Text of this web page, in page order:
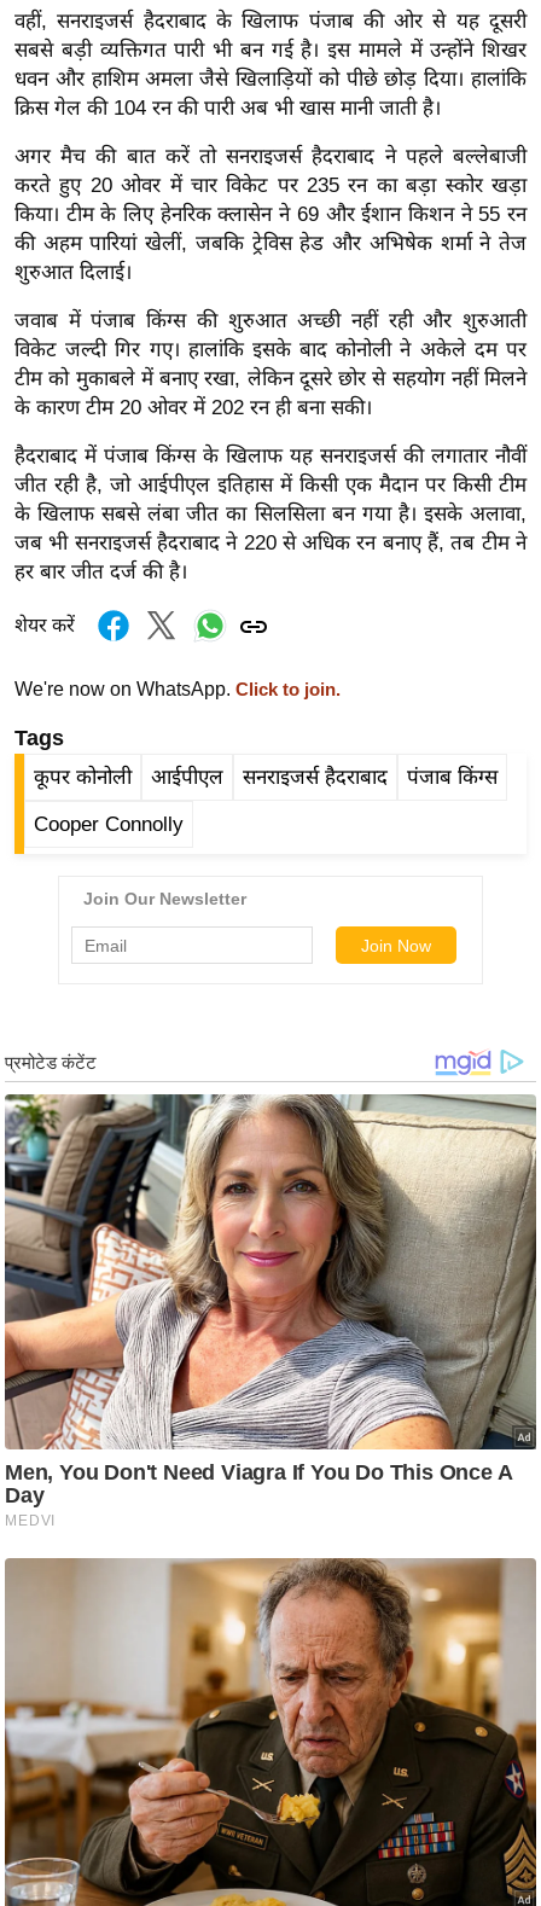
सा
हि
त्य
ज
त
ऑ
टो
व
न्यू
ज
ब्री
म
नो
रं
ज
ज
त
बॉ
वु
ड
स
मी
क्षा
B
r
e
a
k
i
n
g
w
s
ल
टे
क्नॉ
लॉ
जी
ब्यू
टी
वहीं, सनराइजर्स हैदराबाद के खिलाफ पंजाब की ओर से यह दूसरी
सबसे बड़ी व्यक्तिगत पारी भी बन गई है। इस मामले में उन्होंने शिखर
धवन और हाशिम अमला जैसे खिलाड़ियों को पीछे छोड़ दिया। हालांकि
क्रिस गेल की 104 रन की पारी अब भी खास मानी जाती है।
अगर मैच की बात करें तो सनराइजर्स हैदराबाद ने पहले बल्लेबाजी
करते हुए 20 ओवर में चार विकेट पर 235 रन का बड़ा स्कोर खड़ा
किया। टीम के लिए हेनरिक क्लासेन ने 69 और ईशान किशन ने 55 रन
की अहम पारियां खेलीं, जबकि ट्रेविस हेड और अभिषेक शर्मा ने तेज
शुरुआत दिलाई।
जवाब में पंजाब किंग्स की शुरुआत अच्छी नहीं रही और शुरुआती
विकेट जल्दी गिर गए। हालांकि इसके बाद कोनोली ने अकेले दम पर
टीम को मुकाबले में बनाए रखा, लेकिन दूसरे छोर से सहयोग नहीं मिलने
के कारण टीम 20 ओवर में 202 रन ही बना सकी।
हैदराबाद में पंजाब किंग्स के खिलाफ यह सनराइजर्स की लगातार नौवीं
जीत रही है, जो आईपीएल इतिहास में किसी एक मैदान पर किसी टीम
के खिलाफ सबसे लंबा जीत का सिलसिला बन गया है। इसके अलावा,
जब भी सनराइजर्स हैदराबाद ने 220 से अधिक रन बनाए हैं, तब टीम ने
हर बार जीत दर्ज की है।
शेयर करें
We're now on WhatsApp. Click to join.
Tags
कूपर कोनोली आईपीएल सनराइजर्स हैदराबाद पंजाब किंग्स
Cooper Connolly